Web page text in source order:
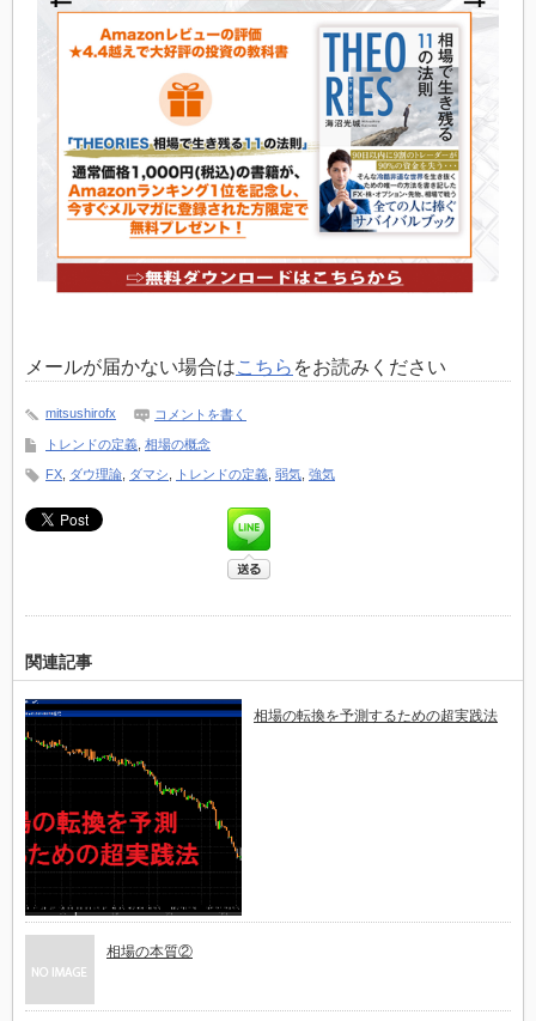
メールが届かない場合はこちら をお読みください
mitsushirofx コメントを書く
トレンドの定義 相場の概念
FX ダウ理論 ダマシ トレンドの定義 弱気 強気
関連記事
相場の転換を予測するための超実践法
相場の本質②